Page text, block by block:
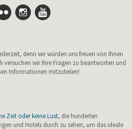
denn wir würden uns freuen von Ihnen
versuchen wir Ihre Fragen zu beantworten und
Informationen mitzuteilen!
Zeit oder keine Lust, die hunderten
und Hotels durch zu sehen, um das ideale